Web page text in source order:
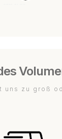
uns zu groß